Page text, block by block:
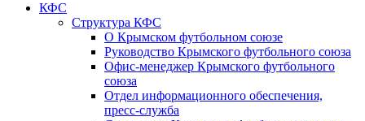
КФС
Структура КФС
О Крымском футбольном союзе
Руководство Крымского футбольного союза
Офис-менеджер Крымского футбольного
союза
Отдел информационного обеспечения,
пресс-служба